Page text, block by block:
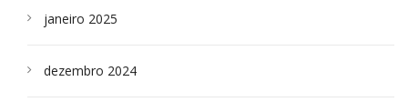
janeiro 2025
dezembro 2024